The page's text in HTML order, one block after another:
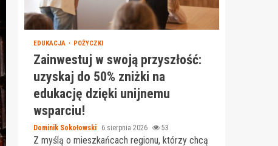
EDUKACJA POŻYCZKI
Zainwestuj w swoją przyszłość:
uzyskaj do 50% zniżki na
edukację dzięki unijnemu
wsparciu!
Dominik Sokołowski 6 sierpnia 2026 53
Z myślą o mieszkańcach regionu, którzy chcą